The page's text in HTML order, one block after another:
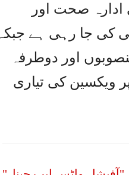
صحت اور
کی جا رہی ہے جبکہ
اور دوطرفہ
ویکسین کی تیاری